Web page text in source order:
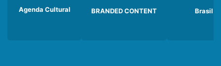
Agenda Cultural BRANDED CONTENT Brasil